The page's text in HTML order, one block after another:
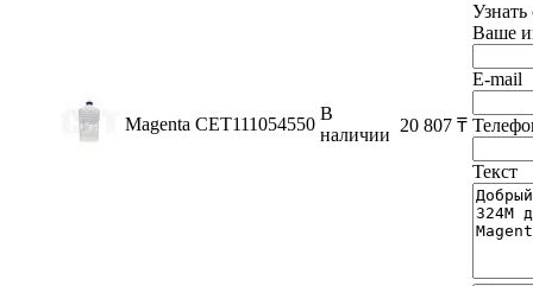
Magenta CET111054550
В
наличии 20 807 ₸
Узнать
Ваше
E-mail
Текст